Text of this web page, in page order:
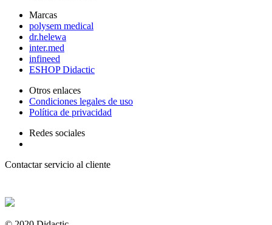
Marcas
polysem medical
dr.helewa
inter.med
infineed
ESHOP Didactic
Otros enlaces
Condiciones legales de uso
Política de privacidad
Redes sociales
Contactar servicio al cliente